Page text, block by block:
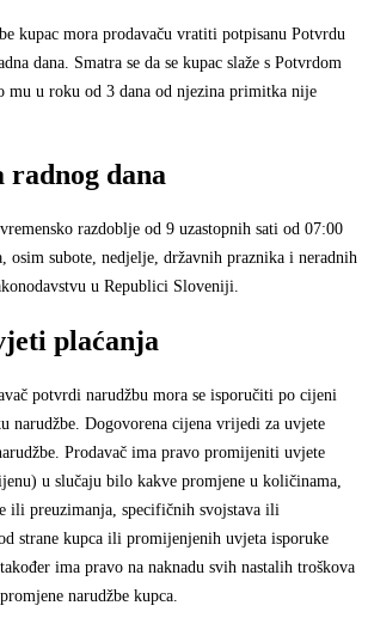
kupac mora prodavaču vratiti potpisanu Potvrdu
dana. Smatra se da se kupac slaže s Potvrdom
mu u roku od 3 dana od njezina primitka nije
dana
razdoblje od 9 uzastopnih sati od 07:00
osim subote, nedjelje, državnih praznika i neradnih
u Republici Sloveniji.
plaćanja
potvrdi narudžbu mora se isporučiti po cijeni
narudžbe. Dogovorena cijena vrijedi za uvjete
Prodavač ima pravo promijeniti uvjete
u slučaju bilo kakve promjene u količinama,
ili preuzimanja, specifičnih svojstava ili
strane kupca ili promijenjenih uvjeta isporuke
ima pravo na naknadu svih nastalih troškova
narudžbe kupca.